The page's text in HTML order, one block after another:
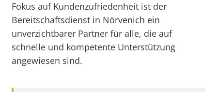
Fokus auf Kundenzufriedenheit ist der
Bereitschaftsdienst in Nörvenich ein
unverzichtbarer Partner für alle, die auf
schnelle und kompetente Unterstützung
angewiesen sind.